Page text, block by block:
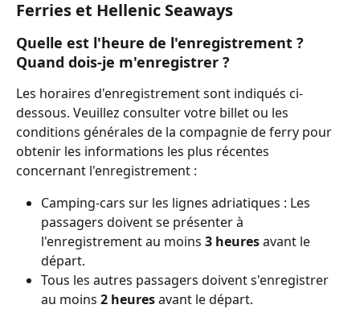
Ferries et Hellenic Seaways
Quelle est l'heure de l'enregistrement ?
Quand dois-je m'enregistrer ?
Les horaires d'enregistrement sont indiqués ci-
dessous. Veuillez consulter votre billet ou les
conditions générales de la compagnie de ferry pour
obtenir les informations les plus récentes
concernant l'enregistrement :
Camping-cars sur les lignes adriatiques : Les
passagers doivent se présenter à
l'enregistrement au moins 3 heures avant le
départ.
Tous les autres passagers doivent s'enregistrer
au moins 2 heures avant le départ.